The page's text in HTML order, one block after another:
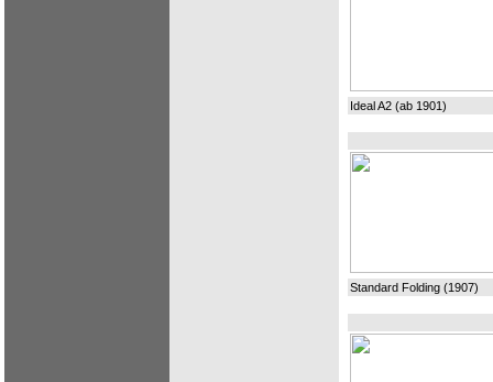
Ideal A2 (ab 1901)
Standard Folding (1907)